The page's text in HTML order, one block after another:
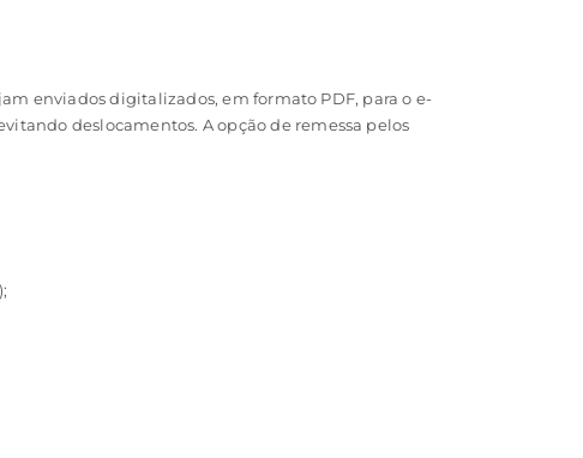
enviados digitalizados, em formato PDF, para o e-
deslocamentos. A opção de remessa pelos
);